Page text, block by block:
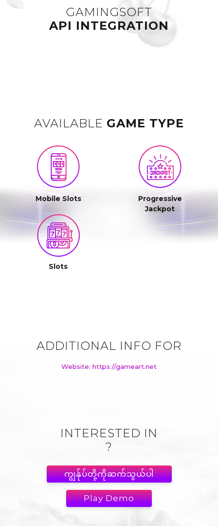
GAMINGSOFT
API INTEGRATION
AVAILABLE GAME TYPE
Mobile Slots
Progressive
Jackpot
Slots
ADDITIONAL INFO FOR
Website: https://gameart.net
INTERESTED IN
?
ကျွန်ုပ်တို့ကိုဆက်သွယ်ပါ
Play Demo